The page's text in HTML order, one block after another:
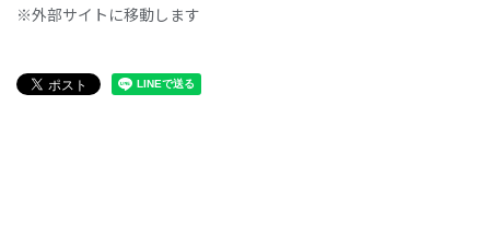
※外部サイトに移動します